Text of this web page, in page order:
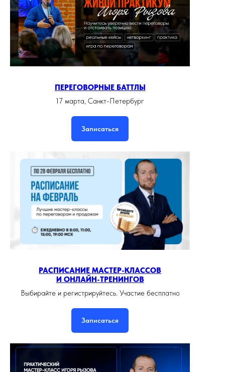
ПЕРЕГОВОРНЫЕ БАТТЛЫ
17 марта, Санкт-Петербург
Записаться
РАСПИСАНИЕ МАСТЕР-КЛАССОВ
И ОНЛАЙН-ТРЕНИНГОВ
Выбирайте и регистрируйтесь. Участие бесплатно
Записаться